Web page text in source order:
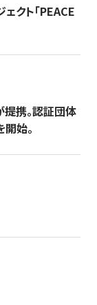
クト「PEACE
携。認証団体
始。